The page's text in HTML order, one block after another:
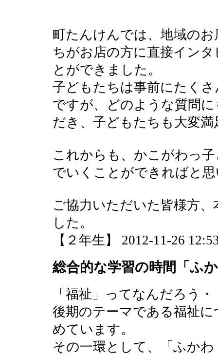
町たんけんでは、地域の
ちがお店の方に直接イン
とができました。
子どもたちは事前にたく
ですが、どのような質問
だき、子どもたちも大変
これからも、かこがわっ
でいくことができればと
ご協力いただいた皆様方
した。
【２年生】 2012-11-26
総合的な学習の時間「ふ
「福祉」ってなんだろう・
後期のテーマである福祉
めています。
その一環として、「ふか